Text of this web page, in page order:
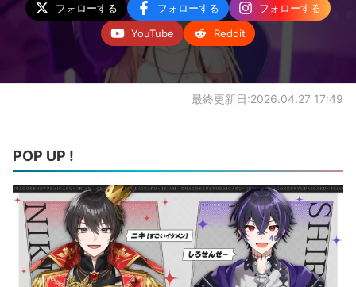
フォローする フォローする
フォローする
YouTube
Reddit
最終更新日:2026.04.27 17:49
POP UP !